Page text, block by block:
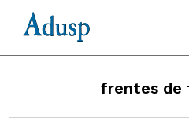
frentes de